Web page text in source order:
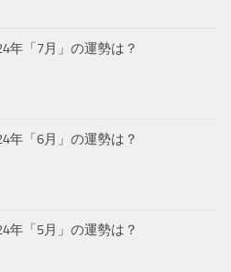
年「7月」の運勢は？
年「6月」の運勢は？
年「5月」の運勢は？